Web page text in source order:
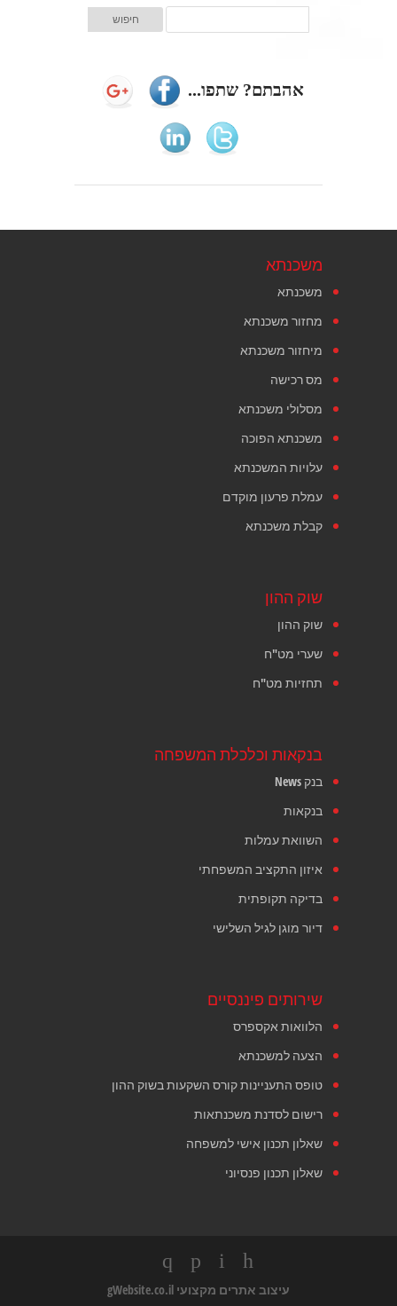
אהבתם? שתפו...
משכנתא
משכנתא
מחזור משכנתא
מיחזור משכנתא
מס רכישה
מסלולי משכנתא
משכנתא הפוכה
עלויות המשכנתא
עמלת פרעון מוקדם
קבלת משכנתא
שוק ההון
שוק ההון
שערי מט"ח
תחזיות מט"ח
בנקאות וכלכלת המשפחה
בנק News
בנקאות
השוואת עמלות
איזון התקציב המשפחתי
בדיקה תקופתית
דיור מוגן לגיל השלישי
שירותים פיננסיים
הלוואות אקספרס
הצעה למשכנתא
טופס התעניינות קורס השקעות בשוק ההון
רישום לסדנת משכנתאות
שאלון תכנון אישי למשפחה
שאלון תכנון פנסיוני
עיצוב אתרים מקצועי